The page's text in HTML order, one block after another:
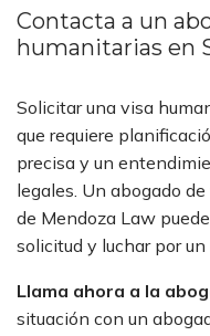
Contacta a un
humanitarias en
Solicitar una visa
que requiere
precisa y un
legales. Un abogado
de Mendoza Law
solicitud y luchar por
Llama ahora a la
situación con un